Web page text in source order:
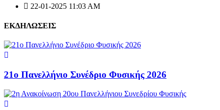
22-01-2025 11:03 AM
ΕΚΔΗΛΩΣΕΙΣ
21ο Πανελλήνιο Συνέδριο Φυσικής 2026